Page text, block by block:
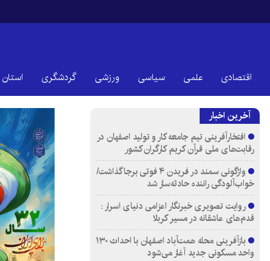
اقتصادی علمی سیاسی ورزشی گردشگری
آخرین اخبار
افتخارآفرینی تیم جامعه کار و تولید اصفهان در
رقابت‌های ملی قرآن کریم کارگران کشور
واژگونی سمند در فریدن ۴ فوتی برجا گذاشت/
خواب‌آلودگی راننده حادثه‌ساز شد
روایت تصویری خبرنگار اعزامی دنیای اسرار :
قدم‌های عاشقانه در مسیر کربلا
بازآفرینی محله همت‌آباد اصفهان با احداث ۱۳۰
واحد مسکونی جدید آغاز می‌شود